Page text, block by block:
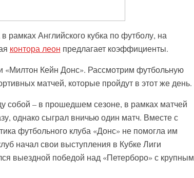
рамках Английского кубка по футболу, на
контора леон предлагает коэффициенты.
«Милтон Кейн Донс». Рассмотрим футбольную
матчей, которые пройдут в этот же день.
собой – в прошедшем сезоне, в рамках матчей
однако сыграл вничью один матч. Вместе с
футбольного клуба «Донс» не помогла им
начал свои выступления в Кубке Лиги
выездной победой над «Петерборо» с крупным